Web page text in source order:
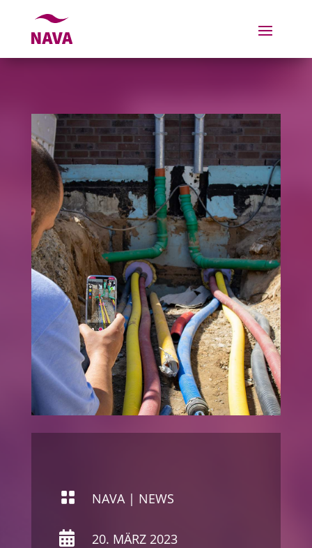
 NAVA| NEWS
 20. MÄRZ 2023